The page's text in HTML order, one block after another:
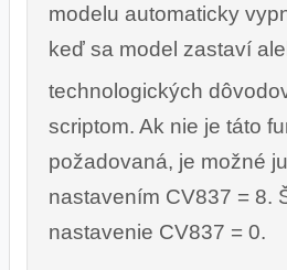
modelu automaticky
keď sa model zastaví
technologických
scriptom. Ak nie je táto
požadovaná, je možné
nastavením CV837 = 8.
nastavenie CV837 = 0.